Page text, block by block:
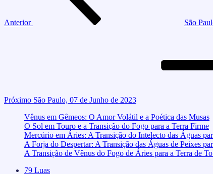
Anterior
São
Próximo São Paulo, 07 de Junho de 2023
Vênus em Gêmeos: O Amor Volátil e a Poética das Musas
O Sol em Touro e a Transição do Fogo para a Terra Firme
Mercúrio em Áries: A Transição do Intelecto das Águas
A Forja do Despertar: A Transição das Águas de Peixes
A Transição de Vênus do Fogo de Áries para a Terra de
79 Luas